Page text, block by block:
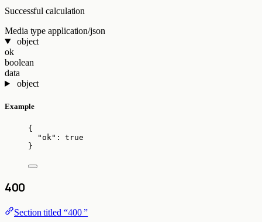
Successful calculation
Media type application/json
object
ok
boolean
data
object
Example
{
"ok" : true
}
400
Section titled “400 ”